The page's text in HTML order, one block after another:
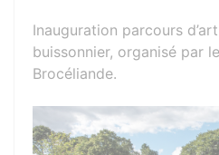
Inauguration parcours
buissonnier, organisé par
Brocéliande.